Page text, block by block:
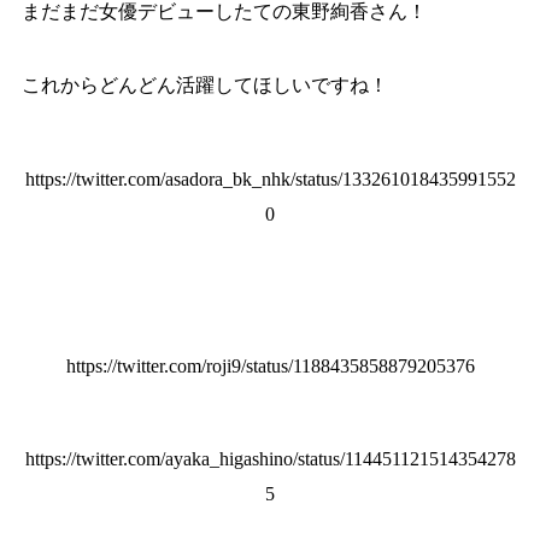
まだまだ女優デビューしたての東野絢香さん！
これからどんどん活躍してほしいですね！
https://twitter.com/asadora_bk_nhk/status/133261018435991552
0
https://twitter.com/roji9/status/1188435858879205376
https://twitter.com/ayaka_higashino/status/114451121514354278
5